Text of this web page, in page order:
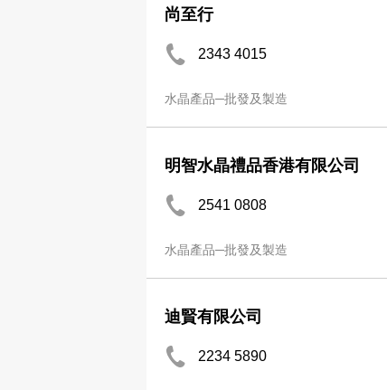
尚至行
2343 4015
水晶產品─批發及製造
明智水晶禮品香港有限公司
2541 0808
水晶產品─批發及製造
迪賢有限公司
2234 5890